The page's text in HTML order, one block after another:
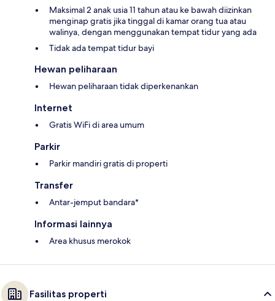
Maksimal 2 anak usia 11 tahun atau ke bawah diizinkan
menginap gratis jika tinggal di kamar orang tua atau
walinya, dengan menggunakan tempat tidur yang ada
Tidak ada tempat tidur bayi
Hewan peliharaan
Hewan peliharaan tidak diperkenankan
Internet
Gratis WiFi di area umum
Parkir
Parkir mandiri gratis di properti
Transfer
Antar-jemput bandara*
Informasi lainnya
Area khusus merokok
Fasilitas properti